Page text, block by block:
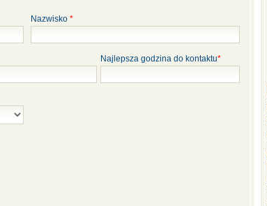
Nazwisko *
Najlepsza godzina do kontaktu*